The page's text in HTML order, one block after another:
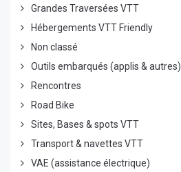
Grandes Traversées VTT
Hébergements VTT Friendly
Non classé
Outils embarqués (applis & autres)
Rencontres
Road Bike
Sites, Bases & spots VTT
Transport & navettes VTT
VAE (assistance électrique)